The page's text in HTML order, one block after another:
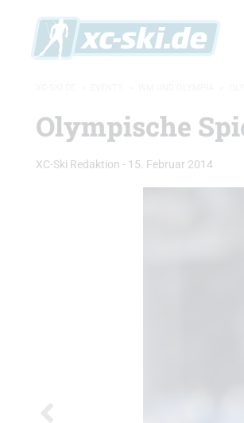
Olympische
XC-Ski Redaktion - 15. Februar 2014